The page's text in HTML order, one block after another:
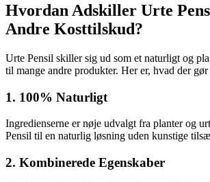
Hvordan Adskiller Urte
Andre Kosttilskud?
Urte Pensil skiller sig ud som et naturligt og
til mange andre produkter. Her er, hvad der
1. 100% Naturligt
Ingredienserne er nøje udvalgt fra planter og
Pensil til en naturlig løsning uden kunstige
2. Kombinerede Egenskaber